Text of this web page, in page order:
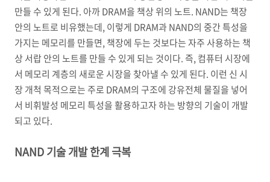
만들 수 있게 된다. 아까 DRAM을 책상 위의 노트. NAND는 책장
안의 노트로 비유했는데, 이렇게 DRAM과 NAND의 중간 특성을
가지는 메모리를 만들면, 책장에 두는 것보다는 자주 사용하는 책
상 서랍 안의 노트를 만들 수 있게 되는 것이다. 즉, 컴퓨터 시장에
서 메모리 계층의 새로운 시장을 찾아낼 수 있게 된다. 이런 신 시
장 개척 목적으로는 주로 DRAM의 구조에 강유전체 물질을 넣어
서 비휘발성 메모리 특성을 활용하고자 하는 방향의 기술이 개발
되고 있다.
NAND 기술 개발 한계 극복